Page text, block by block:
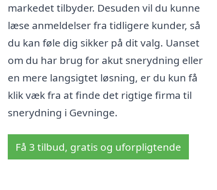
markedet tilbyder. Desuden vil du kunne
læse anmeldelser fra tidligere kunder, så
du kan føle dig sikker på dit valg. Uanset
om du har brug for akut snerydning eller
en mere langsigtet løsning, er du kun få
klik væk fra at finde det rigtige firma til
snerydning i Gevninge.
Få 3 tilbud, gratis og uforpligtende